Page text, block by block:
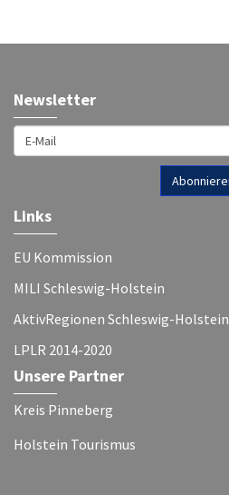
Newsletter
Links
EU Kommission
MILI Schleswig-Holstein
AktivRegionen Schleswig-Holstein
LPLR 2014-2020
Unsere Partner
Kreis Pinneberg
Holstein Tourismus